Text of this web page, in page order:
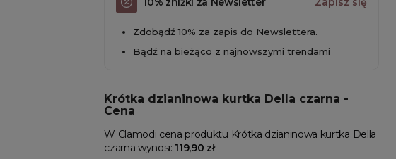
Zdobądź 10% za zapis do Newslettera.
Bądź na bieżąco z najnowszymi trendami
Krótka dzianinowa kurtka Della czarna -
Cena
W Clamodi cena produktu Krótka dzianinowa kurtka Della
czarna wynosi: 119,90 zł